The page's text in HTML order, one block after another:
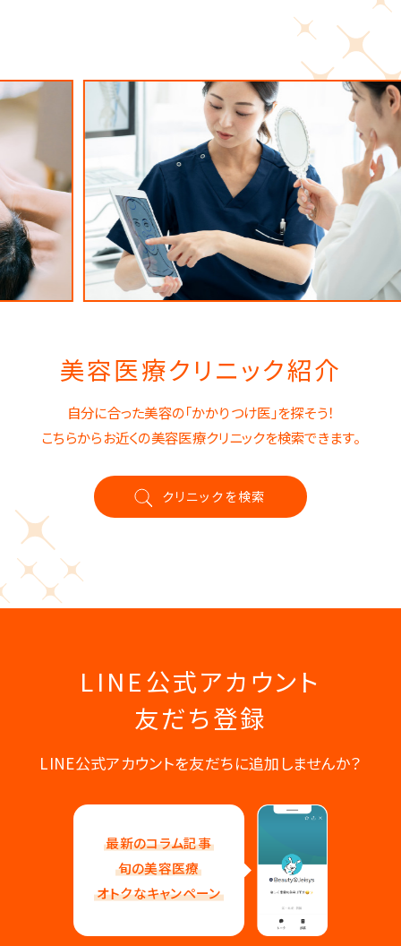
美容医療クリニック紹介
自分に合った美容の「かかりつけ医」を探そう！
こちらからお近くの美容医療クリニックを検索できます。
クリニックを検索
LINE公式アカウント
友だち登録
LINE公式アカウントを友だちに追加しませんか？
最新のコラム記事
旬の美容医療
オトクなキャンペーン